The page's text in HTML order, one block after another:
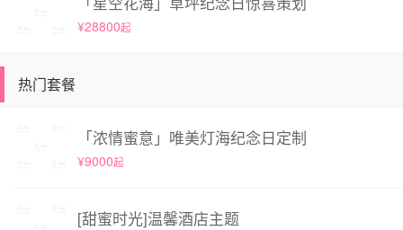
¥28800起
热门套餐
「浓情蜜意」唯美灯海纪念日定制
¥9000起
[甜蜜时光]温馨酒店主题